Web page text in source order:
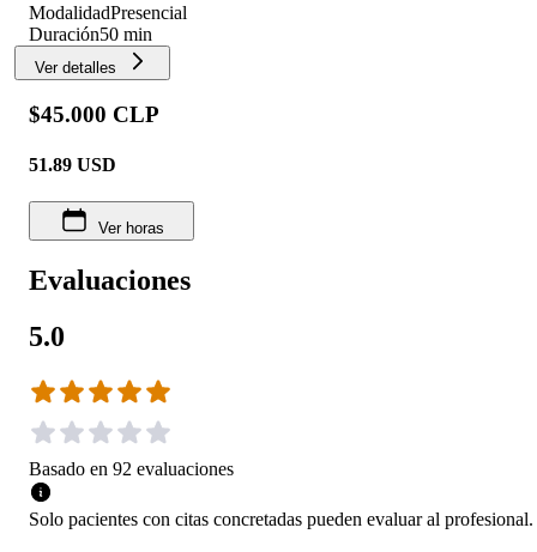
ModalidadPresencial
Duración50 min
Ver detalles
$45.000 CLP
51.89 USD
Ver horas
Evaluaciones
5.0
Basado en 92 evaluaciones
Solo pacientes con citas concretadas pueden evaluar al profesional.